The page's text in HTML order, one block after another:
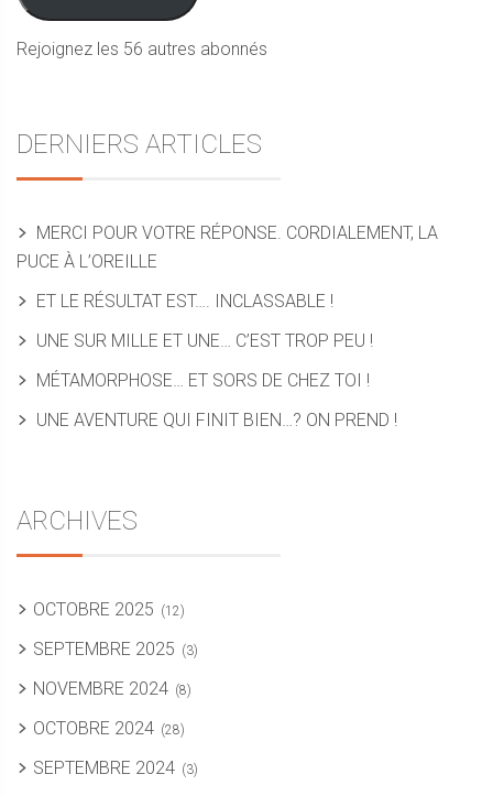
Rejoignez les 56 autres abonnés
DERNIERS ARTICLES
MERCI POUR VOTRE RÉPONSE. CORDIALEMENT, LA
PUCE À L’OREILLE
ET LE RÉSULTAT EST…. INCLASSABLE !
UNE SUR MILLE ET UNE… C’EST TROP PEU !
MÉTAMORPHOSE… ET SORS DE CHEZ TOI !
UNE AVENTURE QUI FINIT BIEN…? ON PREND !
ARCHIVES
OCTOBRE 2025 (12)
SEPTEMBRE 2025 (3)
NOVEMBRE 2024 (8)
OCTOBRE 2024 (28)
SEPTEMBRE 2024 (3)